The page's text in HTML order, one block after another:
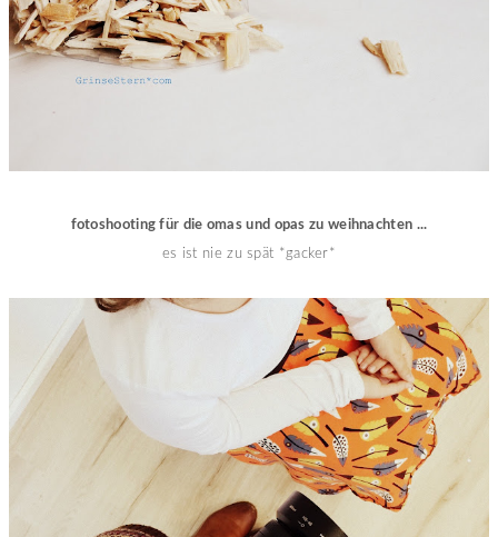
fotoshooting für die omas und opas zu weihnachten ...
es ist nie zu spät *gacker*